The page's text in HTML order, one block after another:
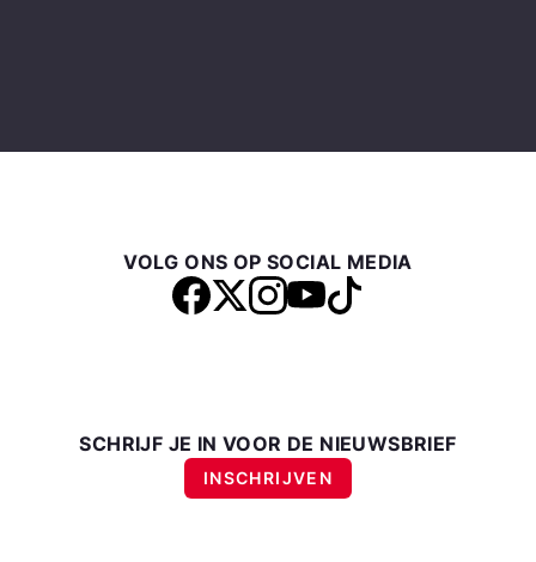
VOLG ONS OP SOCIAL MEDIA
SCHRIJF JE IN VOOR DE NIEUWSBRIEF
INSCHRIJVEN